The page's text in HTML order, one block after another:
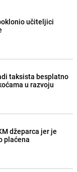
učiteljici
taksista besplatno
u razvoju
džeparca jer je
plaćena